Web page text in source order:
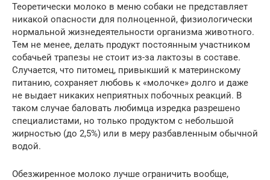
Теоретически молоко в меню собаки не представляет
никакой опасности для полноценной, физиологически
нормальной жизнедеятельности организма животного.
Тем не менее, делать продукт постоянным участником
собачьей трапезы не стоит из-за лактозы в составе.
Случается, что питомец, привыкший к материнскому
питанию, сохраняет любовь к «молочке» долго и даже
не выдает никаких неприятных побочных реакций. В
таком случае баловать любимца изредка разрешено
специалистами, но только продуктом с небольшой
жирностью (до 2,5%) или в меру разбавленным обычной
водой.
Обезжиренное молоко лучше ограничить вообще,